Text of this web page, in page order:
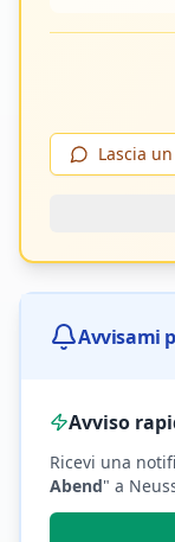
Lascia
Avvisami
Avviso
Ricevi una
Abend" a